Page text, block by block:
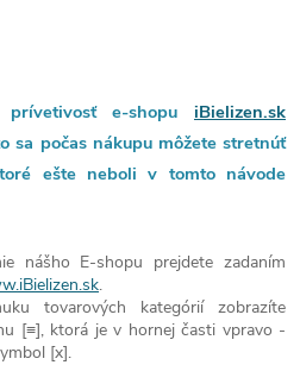
prívetivosť e-shopu iBielizen.sk
sa počas nákupu môžete stretnúť
ešte neboli v tomto návode
nášho E-shopu prejdete zadaním
.
tovarových kategórií zobrazíte
[≡], ktorá je v hornej časti vpravo -
[x].